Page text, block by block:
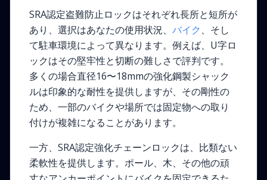
SRA認定盗難防止ロックはそれぞれ長所と短所が
あり、選択はあなたの使用状況、 バイク 、そし
て駐車環境によって異なります。例えば、U字ロ
ックはその堅牢性と切断の難しさで評判です。
多くの場合直径16〜18mmの強化鋼製シャック
ルは印象的な耐性を提供しますが、その剛性の
ため、一部のバイクや場所では固定物への取り
付けが複雑になることがあります。
一方、SRA認定強化チェーンロックは、比類ない
柔軟性を提供します。ポール、木、その他の頑